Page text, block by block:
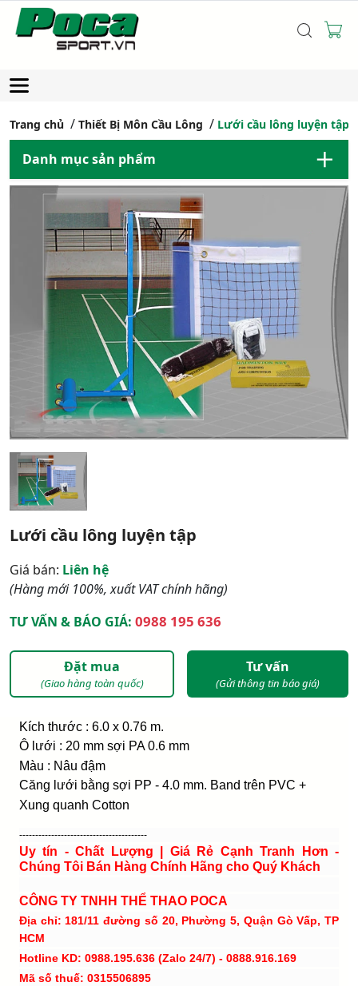
Trang chủ Thiết Bị Môn Cầu Lông Lưới cầu lông luyện tập
Danh mục sản phẩm
Lưới cầu lông luyện tập
Giá bán: Liên hệ
(Hàng mới 100%, xuất VAT chính hãng)
TƯ VẤN & BÁO GIÁ: 0988 195 636
Đặt mua
(Giao hàng toàn quốc)
Tư vấn
(Gửi thông tin báo giá)
Kích thước : 6.0 x 0.76 m.
Ô lưới : 20 mm sợi PA 0.6 mm
Màu : Nâu đậm
Căng lưới bằng sợi PP - 4.0 mm. Band trên PVC +
Xung quanh Cotton
----------------------------------------
Uy tín - Chất Lượng | Giá Rẻ Cạnh Tranh Hơn -
Chúng Tôi Bán Hàng Chính Hãng cho Quý Khách
CÔNG TY TNHH THỂ THAO POCA
Địa chỉ: 181/11 đường số 20, Phường 5, Quận Gò Vấp, TP
HCM
Hotline KD: 0988.195.636 (Zalo 24/7) - 0888.916.169
Mã số thuế: 0315506895